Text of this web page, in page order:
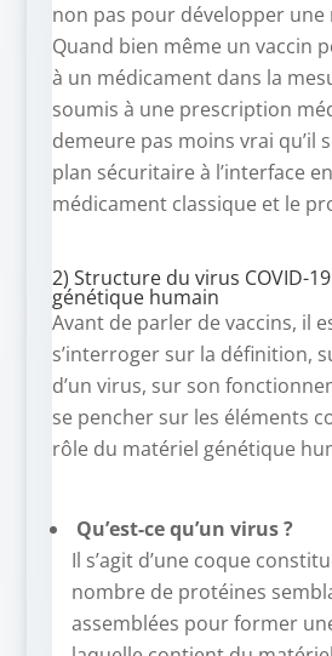
non pas pour développer une
Quand bien même un vaccin
à un médicament dans la
soumis à une prescription
demeure pas moins vrai qu’il
plan sécuritaire à l’interface
médicament classique et le
2) Structure du virus COVID-
génétique humain
Avant de parler de vaccins, il
s’interroger sur la définition,
d’un virus, sur son
se pencher sur les éléments
rôle du matériel génétique
Qu’est-ce qu’un virus ?
Il s’agit d’une coque
nombre de protéines
assemblées pour former